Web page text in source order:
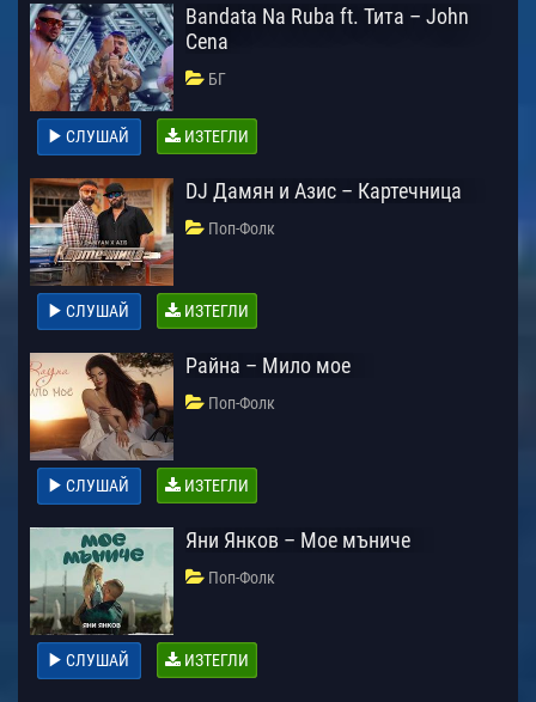
Bandata Na Ruba ft. Тита – John
Cena
БГ
СЛУШАЙ ИЗТЕГЛИ
DJ Дамян и Азис – Картечница
Поп-Фолк
СЛУШАЙ ИЗТЕГЛИ
Райна – Мило мое
Поп-Фолк
СЛУШАЙ ИЗТЕГЛИ
Яни Янков – Мое мъниче
Поп-Фолк
СЛУШАЙ ИЗТЕГЛИ